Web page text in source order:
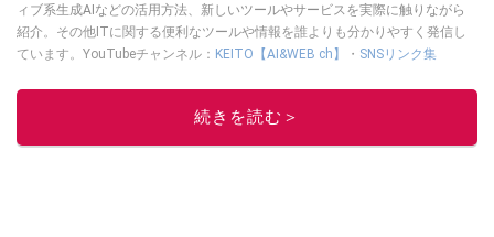
ィブ系生成AIなどの活用方法、新しいツールやサービスを実際に触りながら
紹介。その他ITに関する便利なツールや情報を誰よりも分かりやすく発信し
ています。YouTubeチャンネル： KEITO【AI&WEB ch】 ・ SNSリンク集
このイチオシストの他の記事を読む
続きを読む＞